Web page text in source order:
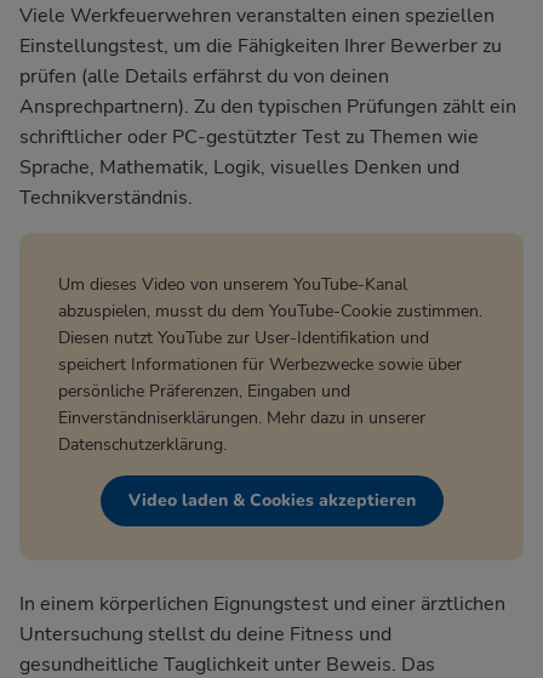
Viele Werkfeuerwehren veranstalten einen speziellen
Einstellungstest, um die Fähigkeiten Ihrer Bewerber zu
prüfen (alle Details erfährst du von deinen
Ansprechpartnern). Zu den typischen Prüfungen zählt ein
schriftlicher oder PC-gestützter Test zu Themen wie
Sprache, Mathematik, Logik, visuelles Denken und
Technikverständnis.
Um dieses Video von unserem YouTube-Kanal
abzuspielen, musst du dem YouTube-Cookie zustimmen.
Diesen nutzt YouTube zur User-Identifikation und
speichert Informationen für Werbezwecke sowie über
persönliche Präferenzen, Eingaben und
Einverständniserklärungen. Mehr dazu in unserer
Datenschutzerklärung.
Video laden & Cookies akzeptieren
In einem körperlichen Eignungstest und einer ärztlichen
Untersuchung stellst du deine Fitness und
gesundheitliche Tauglichkeit unter Beweis. Das